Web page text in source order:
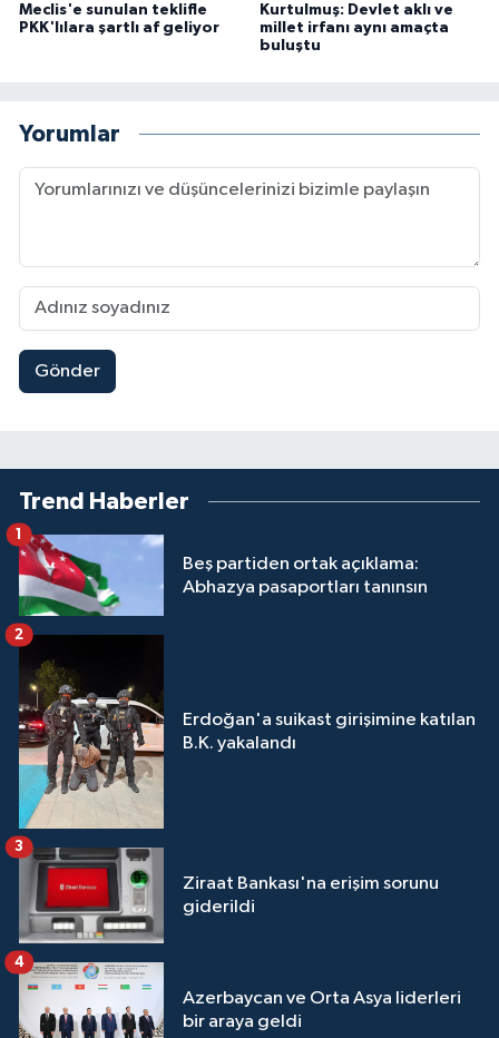
Meclis'e sunulan teklifle
PKK'lılara şartlı af geliyor
Kurtulmuş: Devlet aklı ve
millet irfanı aynı amaçta
buluştu
Yorumlar
Gönder
Trend Haberler
Beş partiden ortak açıklama:
Abhazya pasaportları tanınsın
1
Erdoğan'a suikast girişimine katılan
B.K. yakalandı
2
Ziraat Bankası'na erişim sorunu
giderildi
3
Azerbaycan ve Orta Asya liderleri
bir araya geldi
4